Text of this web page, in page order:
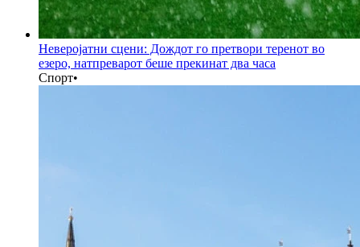
Неверојатни сцени: Дождот го претвори теренот во
езеро, натпреварот беше прекинат два часа
Спорт•